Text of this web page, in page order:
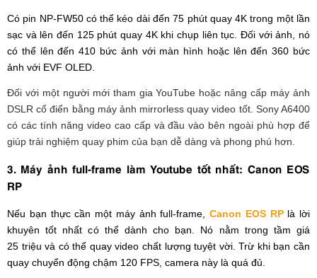
Có pin NP-FW50 có thể kéo dài đến 75 phút quay 4K trong một lần
sạc và lên đến 125 phút quay 4K khi chụp liên tục. Đối với ảnh, nó
có thể lên đến 410 bức ảnh với màn hình hoặc lên đến 360 bức
ảnh với EVF OLED.
Đối với một người mới tham gia YouTube hoặc nâng cấp máy ảnh
DSLR cổ điển bằng máy ảnh mirrorless quay video tốt. Sony A6400
có các tính năng video cao cấp và đầu vào bên ngoài phù hợp để
giúp trải nghiệm quay phim của bạn dễ dàng và phong phú hơn.
3. Máy ảnh full-frame làm Youtube tốt nhất: Canon EOS
RP
Nếu bạn thực cần một máy ảnh full-frame, Canon EOS RP là lời
khuyên tốt nhất có thể dành cho bạn. Nó nằm trong tầm giá
25 triệu và có thể quay video chất lượng tuyệt vời. Trừ khi bạn cần
quay chuyển động chậm 120 FPS, camera này là quá đủ.